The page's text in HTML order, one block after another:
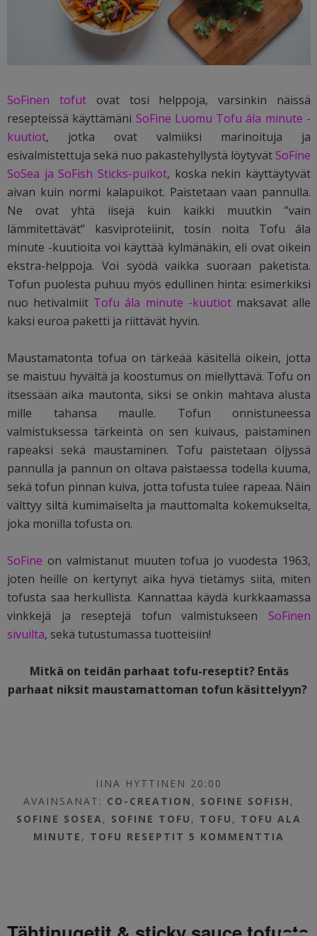
SoFinen tofutovat tosi helppoja, varsinkin näissä
resepteissä käyttämäni SoFine Luomu Tofu ála minute -
kuutiot, jotka ovat valmiiksi marinoituja ja
esivalmistettuja sekä nuo pakastehyllystä löytyvätSoFine
SoSea ja SoFish Sticks-puikot, koska nekin käyttäytyvät
aivan kuin normi kalapuikot. Paistetaan vaan pannulla.
Ne ovat yhtä iisejä kuin kaikki muutkin ”vain
lämmitettävät” kasviproteiinit, tosin noita Tofu ála
minute -kuutioita voi käyttää kylmänäkin, eli ovat oikein
ekstra-helppoja. Voi syödä vaikka suoraan paketista.
Tofun puolesta puhuu myös edullinen hinta: esimerkiksi
nuo hetivalmiit Tofu ála minute -kuutiotmaksavat alle
kaksi euroa paketti ja riittävät hyvin.
Maustamatonta tofua on tärkeää käsitellä oikein, jotta
se maistuu hyvältä ja koostumus on miellyttävä. Tofu on
itsessään aika mautonta, siksi se onkin mahtava alusta
mille tahansa maulle. Tofun onnistuneessa
valmistuksessa tärkeintä on sen kuivaus, paistaminen
rapeaksi sekä maustaminen. Tofu paistetaan öljyssä
pannulla ja pannun on oltava paistaessa todella kuuma,
sekä tofun pinnan kuiva, jotta tofusta tulee rapeaa. Näin
välttyy siltä kumimaiselta ja mauttomalta kokemukselta,
joka monilla tofusta on.
SoFine on valmistanut muuten tofua jo vuodesta 1963,
joten heille on kertynyt aika hyvä tietämys siitä, miten
tofusta saa herkullista. Kannattaa käydä kurkkaamassa
vinkkejä ja reseptejä tofun valmistukseenSoFinen
sivuilta, sekä tutustumassa tuotteisiin!
Mitkä on teidän parhaat tofu-reseptit? Entäs
parhaat niksit maustamattoman tofun käsittelyyn?
IINA HYTTINEN 20:00
AVAINSANAT: CO-CREATION , SOFINE SOFISH ,
SOFINE SOSEA, SOFINE TOFU , TOFU , TOFU ALA
MINUTE , TOFU RESEPTIT 5 KOMMENTTIA